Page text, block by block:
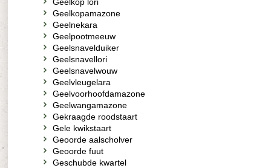
Geelkopamazone
Geelnekara
Geelpootmeeuw
Geelsnavelduiker
Geelsnavellori
Geelsnavelwouw
Geelvleugelara
Geelvoorhoofdamazone
Geelwangamazone
Gekraagde roodstaart
Gele kwikstaart
Geoorde aalscholver
Geoorde fuut
Geschubde kwartel